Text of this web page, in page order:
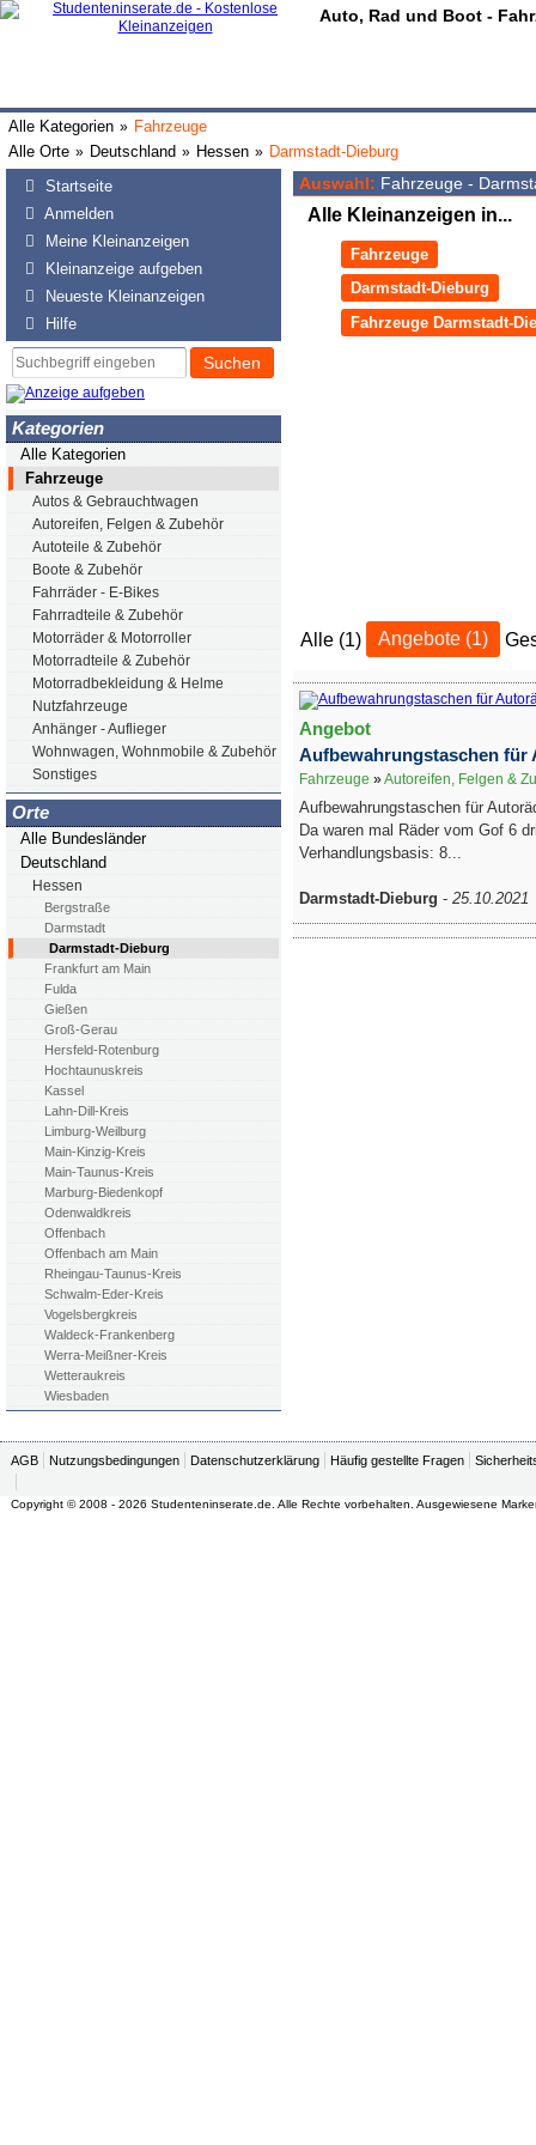
Auto, Rad und Boot -
Alle Kategorien » Fahrzeuge
Alle Orte » Deutschland » Hessen » Darmstadt-Dieburg
Startseite
Anmelden
Meine Kleinanzeigen
Kleinanzeige aufgeben
Neueste Kleinanzeigen
Hilfe
Suchen
Kategorien
Alle Kategorien
Fahrzeuge
Autos & Gebrauchtwagen
Autoreifen, Felgen & Zubehör
Autoteile & Zubehör
Boote & Zubehör
Fahrräder - E-Bikes
Fahrradteile & Zubehör
Motorräder & Motorroller
Motorradteile & Zubehör
Motorradbekleidung & Helme
Nutzfahrzeuge
Anhänger - Auflieger
Wohnwagen, Wohnmobile & Zubehör
Sonstiges
Orte
Alle Bundesländer
Deutschland
Hessen
Bergstraße
Darmstadt
Darmstadt-Dieburg
Frankfurt am Main
Fulda
Gießen
Groß-Gerau
Hersfeld-Rotenburg
Hochtaunuskreis
Kassel
Lahn-Dill-Kreis
Limburg-Weilburg
Main-Kinzig-Kreis
Main-Taunus-Kreis
Marburg-Biedenkopf
Odenwaldkreis
Offenbach
Offenbach am Main
Rheingau-Taunus-Kreis
Schwalm-Eder-Kreis
Vogelsbergkreis
Waldeck-Frankenberg
Werra-Meißner-Kreis
Wetteraukreis
Wiesbaden
Auswahl: Fahrzeuge -
Alle Kleinanzeigen in...
Fahrzeuge
Darmstadt-Dieburg
Fahrzeuge Darmstadt-
Alle (1) Angebote (1)
Angebot
Aufbewahrungstaschen für
Fahrzeuge »Autoreifen, Felgen &
Aufbewahrungstaschen für
Da waren mal Räder vom Gof 6
Verhandlungsbasis: 8...
Darmstadt-Dieburg - 25.10.2021
AGB Nutzungsbedingungen Datenschutzerklärung Häufig gestellte Fragen
Copyright © 2008 - 2026 Studenteninserate.de. Alle Rechte vorbehalten. Ausgewiesene